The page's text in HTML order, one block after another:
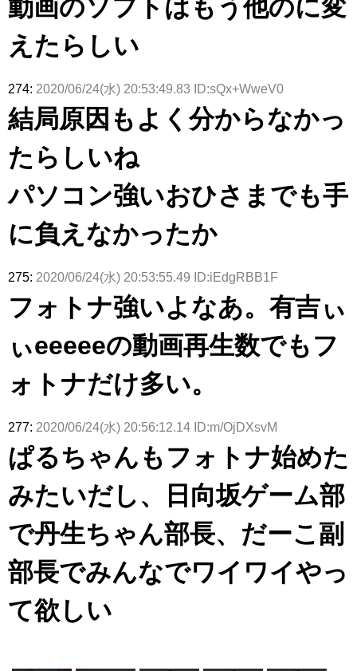
動画のソフトはもう他のに変
えたらしい
274: 2020/06/24(水) 20:53:49.83 ID:sQx+WweV0
結局原因もよく分からなかっ
たらしいね
パソコン強いおひさまでも手
に負えなかったか
275: 2020/06/24(水) 20:53:55.49 ID:iEdgRBB1F
フォトナ強いよなあ。有吉ぃ
ぃeeeeeの動画再生数でもフ
ォトナだけ多い。
277: 2020/06/24(水) 20:56:12.14 ID:m/OjDXsvM
ぱるちゃんもフォトナ始めた
みたいだし、日向坂ゲーム部
で丹生ちゃん部長、だーこ副
部長でみんなでワイワイやっ
て欲しい